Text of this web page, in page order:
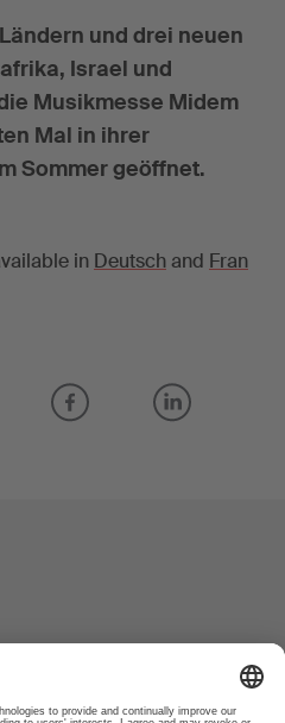
und drei neuen
Israel und
Musikmesse Midem
Mal in ihrer
Sommer geöffnet.
in Deutschand Fran